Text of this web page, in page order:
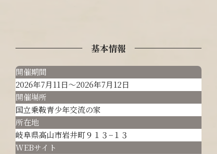
基本情報
開催期間
2026年7月11日～2026年7月12日
開催場所
国立乗鞍青少年交流の家
所在地
岐阜県高山市岩井町９１３−１３
WEBサイト